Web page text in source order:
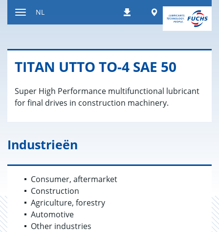
inhoud
DownloadsWorldwide
NL
TITAN UTTO TO-4 SAE 50
Super High Performance multifunctional lubricant
for final drives in construction machinery.
Industrieën
Consumer, aftermarket
Construction
Agriculture, forestry
Automotive
Other industries